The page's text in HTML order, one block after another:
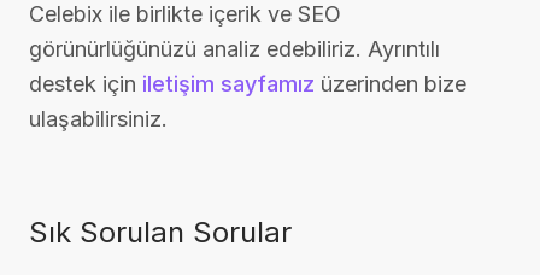
Celebix ile birlikte içerik ve SEO
görünürlüğünüzü analiz edebiliriz. Ayrıntılı
destek için iletişim sayfamız üzerinden bize
ulaşabilirsiniz.
Sık Sorulan Sorular